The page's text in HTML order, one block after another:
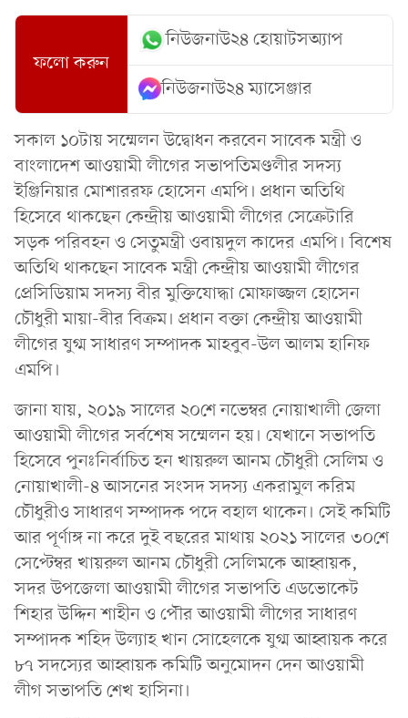
ফলো করুন
নিউজনাউ২৪ হোয়াটসঅ্যাপ
নিউজনাউ২৪ ম্যাসেঞ্জার
সকাল ১০টায় সম্মেলন উদ্বোধন করবেন সাবেক মন্ত্রী ও
বাংলাদেশ আওয়ামী লীগের সভাপতিমণ্ডলীর সদস্য
ইঞ্জিনিয়ার মোশাররফ হোসেন এমপি। প্রধান অতিথি
হিসেবে থাকছেন কেন্দ্রীয় আওয়ামী লীগের সেক্রেটারি
সড়ক পরিবহন ও সেতুমন্ত্রী ওবায়দুল কাদের এমপি। বিশেষ
অতিথি থাকছেন সাবেক মন্ত্রী কেন্দ্রীয় আওয়ামী লীগের
প্রেসিডিয়াম সদস্য বীর মুক্তিযোদ্ধা মোফাজ্জল হোসেন
চৌধুরী মায়া-বীর বিক্রম। প্রধান বক্তা কেন্দ্রীয় আওয়ামী
লীগের যুগ্ম সাধারণ সম্পাদক মাহবুব-উল আলম হানিফ
এমপি।
জানা যায়, ২০১৯ সালের ২০শে নভেম্বর নোয়াখালী জেলা
আওয়ামী লীগের সর্বশেষ সম্মেলন হয়। যেখানে সভাপতি
হিসেবে পুনঃনির্বাচিত হন খায়রুল আনম চৌধুরী সেলিম ও
নোয়াখালী-৪ আসনের সংসদ সদস্য একরামুল করিম
চৌধুরীও সাধারণ সম্পাদক পদে বহাল থাকেন। সেই কমিটি
আর পূর্ণাঙ্গ না করে দুই বছরের মাথায় ২০২১ সালের ৩০শে
সেপ্টেম্বর খায়রুল আনম চৌধুরী সেলিমকে আহ্বায়ক,
সদর উপজেলা আওয়ামী লীগের সভাপতি এডভোকেট
শিহার উদ্দিন শাহীন ও পৌর আওয়ামী লীগের সাধারণ
সম্পাদক শহিদ উল্যাহ খান সোহেলকে যুগ্ম আহ্বায়ক করে
৮৭ সদস্যের আহ্বায়ক কমিটি অনুমোদন দেন আওয়ামী
লীগ সভাপতি শেখ হাসিনা।